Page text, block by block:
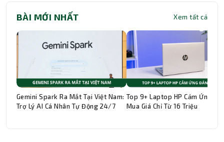
BÀI MỚI NHẤT Xem tất cả
Gemini Spark Ra Mắt Tại Việt Nam:
Trợ Lý AI Cá Nhân Tự Động 24/7
Top 9+ Laptop HP Cảm Ứng
Mua Giá Chỉ Từ 16 Triệu